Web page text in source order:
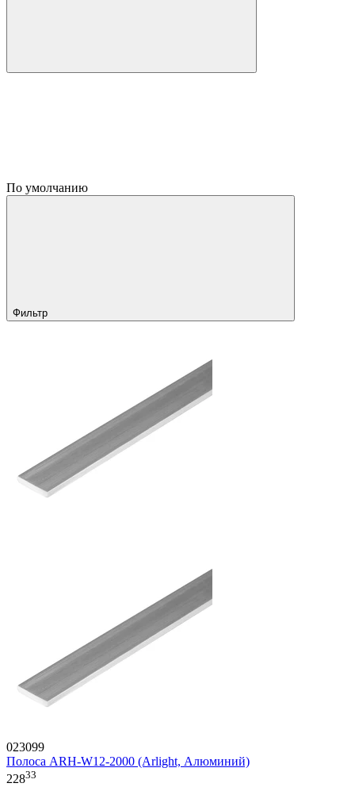
По умолчанию
Фильтр
023099
Полоса ARH-W12-2000 (Arlight, Алюминий)
22833